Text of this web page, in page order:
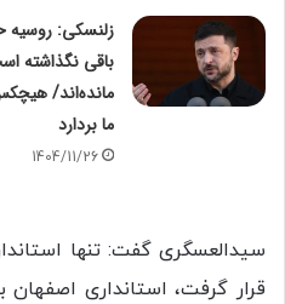
زلنسکی: روسیه
باقی نگذاشته
مانده‌اند/
ما بردارد
1404/11/26
سیدالعسگری گفت: تنها
قرار گرفت، استانداری اصفهان